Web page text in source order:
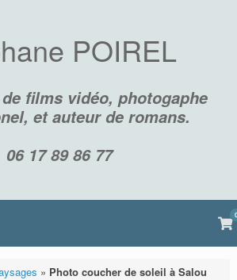
POIREL
films vidéo, photogaphe
et auteur de romans.
06 17 89 86 77
0
» Photo coucher de soleil à Salou